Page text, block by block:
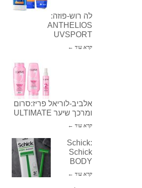
לה רוש-פוזה:
ANTHELIOS
UVSPORT
קרא עוד ←
אלביב-לוריאל פריז:סרום
ומרכך שיער ULTIMATE
קרא עוד ←
Schick:
Schick
BODY
קרא עוד ←